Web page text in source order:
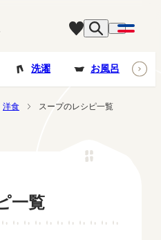
洗濯 お風呂
洋食 スープのレシピ一覧
一覧